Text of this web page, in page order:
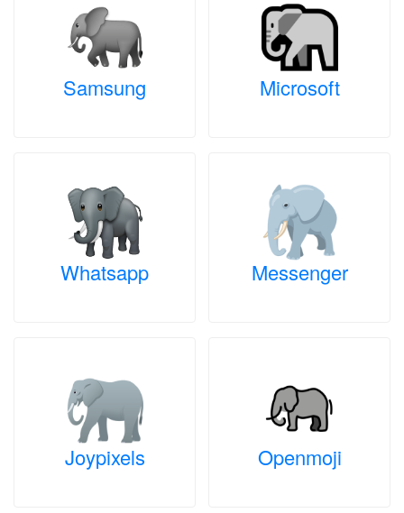
Samsung Microsoft
Whatsapp Messenger
Joypixels Openmoji